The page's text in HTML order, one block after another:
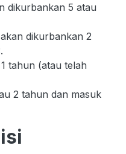
dikurbankan 5 atau
dikurbankan 2
tahun (atau telah
2 tahun dan masuk